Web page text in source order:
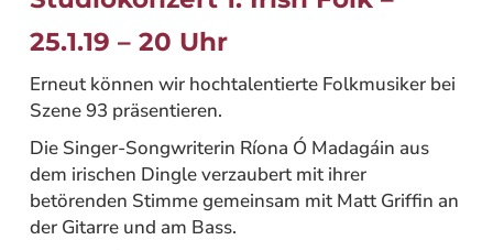
25.1.19 – 20 Uhr
Erneut können wir hochtalentierte Folkmusiker bei
Szene 93 präsentieren.
Die Singer-Songwriterin Ríona Ó Madagáin aus
dem irischen Dingle verzaubert mit ihrer
betörenden Stimme gemeinsam mit Matt Griffin an
der Gitarre und am Bass.